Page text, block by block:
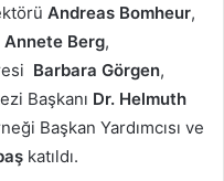
Andreas Bomheur,
Annete Berg,
Barbara Görgen,
Başkanı Dr. Helmuth
Başkan Yardımcısı ve
katıldı.